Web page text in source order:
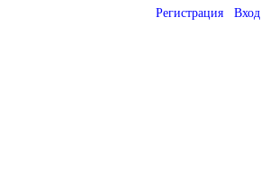
Регистрация Вход